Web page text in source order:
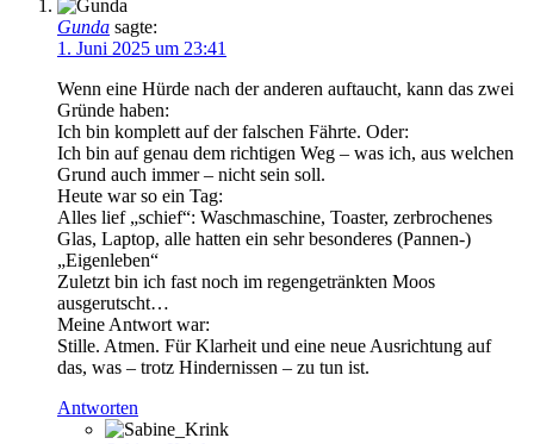
Gunda sagte:
1. Juni 2025 um 23:41
Wenn eine Hürde nach der anderen auftaucht, kann das zwei
Gründe haben:
Ich bin komplett auf der falschen Fährte. Oder:
Ich bin auf genau dem richtigen Weg – was ich, aus welchen
Grund auch immer – nicht sein soll.
Heute war so ein Tag:
Alles lief „schief“: Waschmaschine, Toaster, zerbrochenes
Glas, Laptop, alle hatten ein sehr besonderes (Pannen-)
„Eigenleben“
Zuletzt bin ich fast noch im regengetränkten Moos
ausgerutscht…
Meine Antwort war:
Stille. Atmen. Für Klarheit und eine neue Ausrichtung auf
das, was – trotz Hindernissen – zu tun ist.
Antworten